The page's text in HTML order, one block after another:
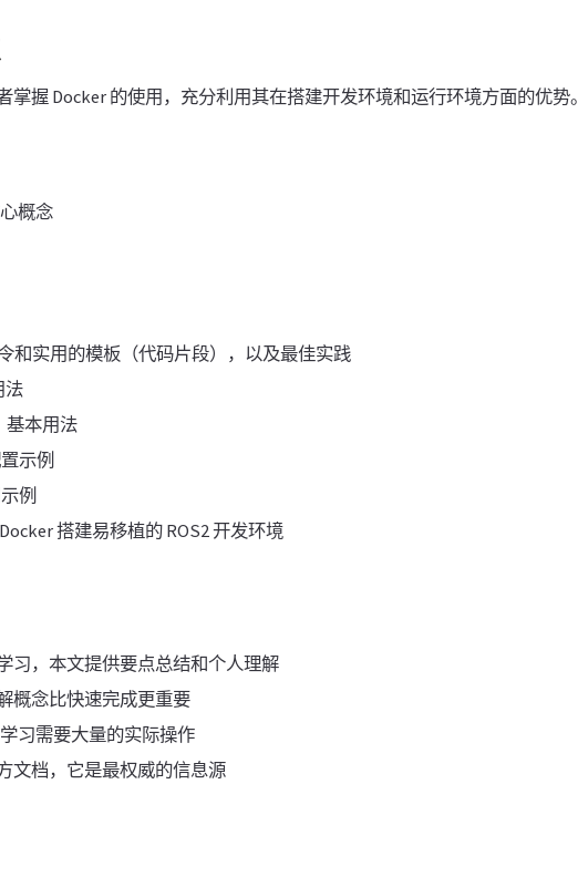
掌握 Docker 的使用，充分利用其在搭建开发环境和运行环境方面的优势。
概念
和实用的模板（代码片段），以及最佳实践
法
基本用法
示例
例
搭建易移植的 ROS2 开发环境
习，本文提供要点总结和个人理解
概念比快速完成更重要
习需要大量的实际操作
文档，它是最权威的信息源